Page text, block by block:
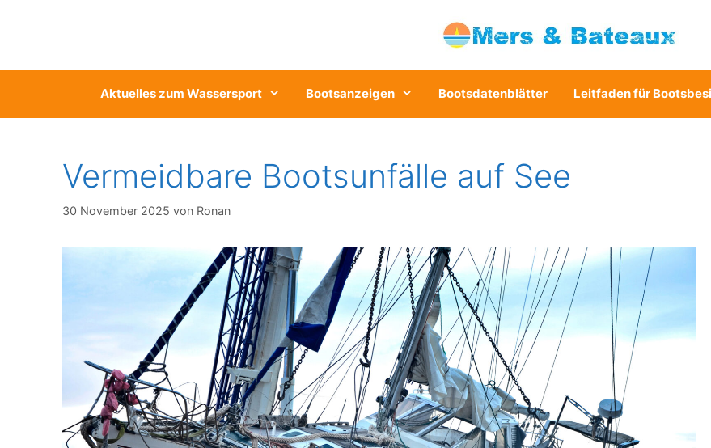
Aktuelles zum Wassersport Bootsanzeigen Bootsdatenblätter Leitfaden für
Vermeidbare Bootsunfälle auf See
30 November 2025 von Ronan